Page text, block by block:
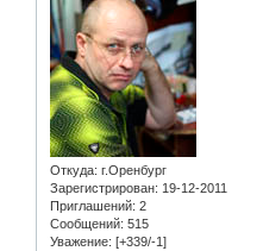
Откуда: г.Оренбург
Зарегистрирован: 19-12-2011
Приглашений: 2
Сообщений: 515
Уважение: [+339/-1]